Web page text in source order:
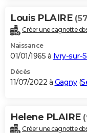
Louis PLAIRE
Créer une cagnotte
Naissance
01/01/1965 à Ivry-sur-
Décès
11/07/2022 à Gagny(
Helene PLAIRE
Créer une cagnotte